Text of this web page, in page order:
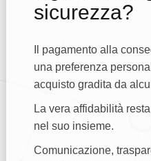
sicurezza?
Il pagamento alla
una preferenza
acquisto gradita da
La vera affidabilità
nel suo insieme.
Comunicazione,